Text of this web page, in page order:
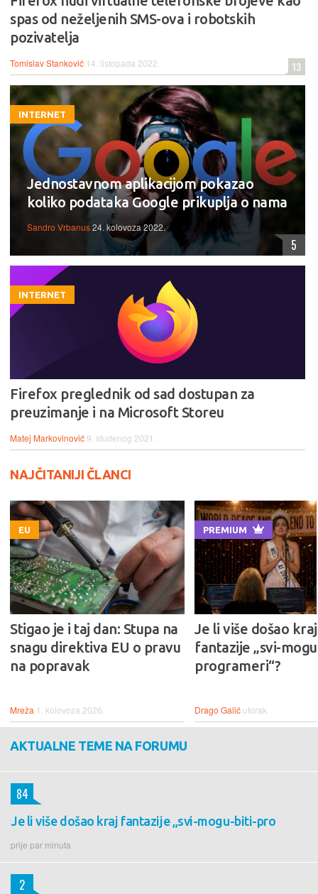
spas od neželjenih SMS-ova i robotskih
pozivatelja
Tomislav Stanković 14. listopada 2022. 13
INTERNET
Jednostavnom aplikacijom pokazao
koliko podataka Google prikuplja o nama
Sandro Vrbanus24. kolovoza 2022.
5
INTERNET
Firefox preglednik od sad dostupan za
preuzimanje i na Microsoft Storeu
Matej Markovinović9. studenog 2021.
NAJČITANIJI ČLANCI
EU
Stigao je i taj dan: Stupa na
snagu direktiva EU o pravu
na popravak
Mreža 1. kolovoza 2026.
PREMIUM
Je li više došao kraj
fantazije „svi-
programeri“?
Drago Galić utorak
AKTUALNE TEME NA FORUMU
Je li više došao kraj fantazije „svi-mogu-biti-pro
prije par minuta
84
2